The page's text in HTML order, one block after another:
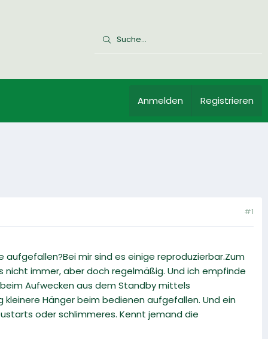
Anmelden Registrieren
#1
mir sind es einige reproduzierbar.Zum
immer, aber doch regelmäßig. Und ich empfinde
Aufwecken aus dem Standby mittels
Hänger beim bedienen aufgefallen. Und ein
oder schlimmeres. Kennt jemand die